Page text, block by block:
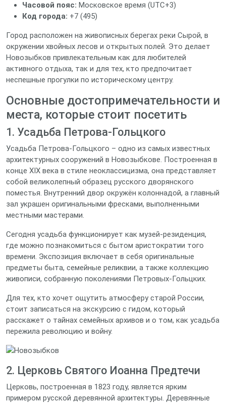
Часовой пояс: Московское время (UTC+3)
Код города: +7 (495)
Город расположен на живописных берегах реки Сырой, в
окружении хвойных лесов и открытых полей. Это делает
Новозыбков привлекательным как для любителей
активного отдыха, так и для тех, кто предпочитает
неспешные прогулки по историческому центру.
Основные достопримечательности и
места, которые стоит посетить
1. Усадьба Петрова‑Гольцкого
Усадьба Петрова‑Гольцкого – одно из самых известных
архитектурных сооружений в Новозыбкове. Построенная в
конце XIX века в стиле неоклассицизма, она представляет
собой великолепный образец русского дворянского
поместья. Внутренний двор окружён колоннадой, а главный
зал украшен оригинальными фресками, выполненными
местными мастерами.
Сегодня усадьба функционирует как музей-резиденция,
где можно познакомиться с бытом аристократии того
времени. Экспозиция включает в себя оригинальные
предметы быта, семейные реликвии, а также коллекцию
живописи, собранную поколениями Петровых‑Гольцких.
Для тех, кто хочет ощутить атмосферу старой России,
стоит записаться на экскурсию с гидом, который
расскажет о тайнах семейных архивов и о том, как усадьба
пережила революцию и войну.
2. Церковь Святого Иоанна Предтечи
Церковь, построенная в 1823 году, является ярким
примером русской деревянной архитектуры. Деревянные